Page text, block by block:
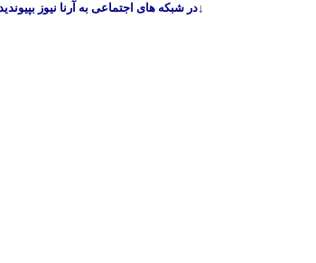
↓در شبکه های اجتماعی به آرنا نیوز